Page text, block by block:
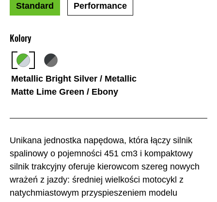
Unikana jednostka napędowa, która łączy silnik
spalinowy o pojemności 451 cm3 i kompaktowy
silnik trakcyjny oferuje kierowcom szereg nowych
wrażeń z jazdy: średniej wielkości motocykl z
natychmiastowym przyspieszeniem modelu
Kolory
Metallic Bright Silver / Metallic
Matte Lime Green / Ebony
Standard Performance